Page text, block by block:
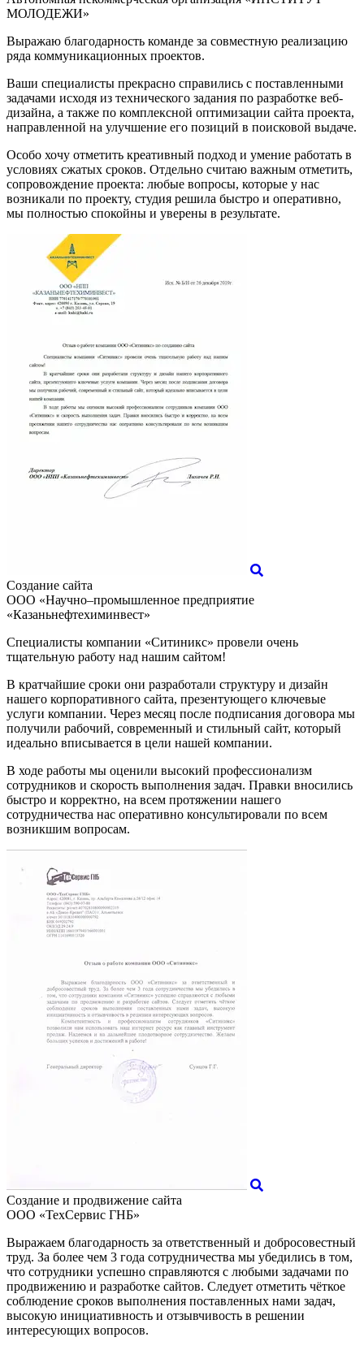
МОЛОДЕЖИ»
Выражаю благодарность команде за совместную реализацию
ряда коммуникационных проектов.
Ваши специалисты прекрасно справились с поставленными
задачами исходя из технического задания по разработке веб-
дизайна, а также по комплексной оптимизации сайта проекта,
направленной на улучшение его позиций в поисковой выдаче.
Особо хочу отметить креативный подход и умение работать в
условиях сжатых сроков. Отдельно считаю важным отметить,
сопровождение проекта: любые вопросы, которые у нас
возникали по проекту, студия решила быстро и оперативно,
мы полностью спокойны и уверены в результате.
Создание сайта
ООО «Научно–промышленное предприятие
«Казаньнефтехиминвест»
Специалисты компании «Ситиникс» провели очень
тщательную работу над нашим сайтом!
В кратчайшие сроки они разработали структуру и дизайн
нашего корпоративного сайта, презентующего ключевые
услуги компании. Через месяц после подписания договора мы
получили рабочий, современный и стильный сайт, который
идеально вписывается в цели нашей компании.
В ходе работы мы оценили высокий профессионализм
сотрудников и скорость выполнения задач. Правки вносились
быстро и корректно, на всем протяжении нашего
сотрудничества нас оперативно консультировали по всем
возникшим вопросам.
Создание и продвижение сайта
ООО «ТехСервис ГНБ»
Выражаем благодарность за ответственный и добросовестный
труд. За более чем 3 года сотрудничества мы убедились в том,
что сотрудники успешно справляются с любыми задачами по
продвижению и разработке сайтов. Следует отметить чёткое
соблюдение сроков выполнения поставленных нами задач,
высокую инициативность и отзывчивость в решении
интересующих вопросов.